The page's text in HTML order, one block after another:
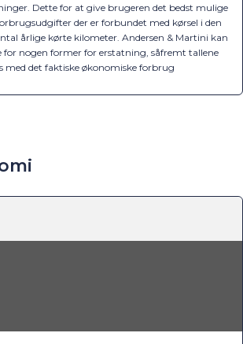
Dette for at give brugeren det bedst mulige
der er forbundet med kørsel i den
årlige kørte kilometer. Andersen & Martini kan
for nogen former for erstatning, såfremt tallene
med det faktiske økonomiske forbrug